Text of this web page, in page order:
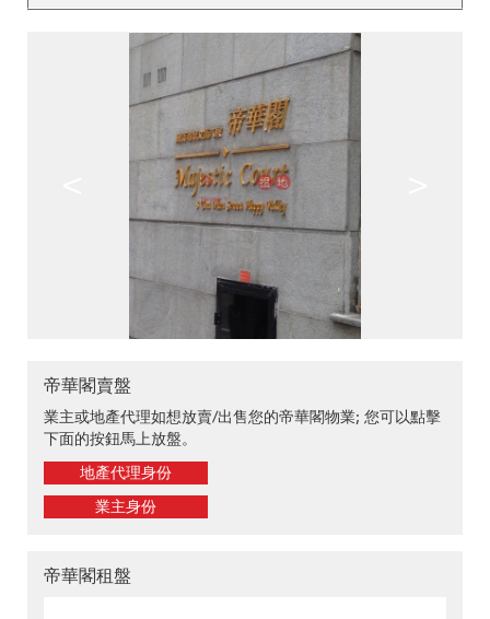
帝華閣賣盤
業主或地產代理如想放賣/出售您的帝華閣物業; 您可以點擊
下面的按鈕馬上放盤。
地產代理身份
業主身份
帝華閣租盤